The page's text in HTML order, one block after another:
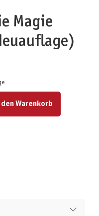
Magie
die Schaltflächen um die Anzahl zu
Warenkorb